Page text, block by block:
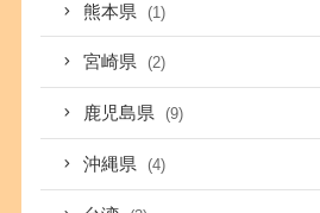
熊本県 (1)
宮崎県 (2)
鹿児島県 (9)
沖縄県 (4)